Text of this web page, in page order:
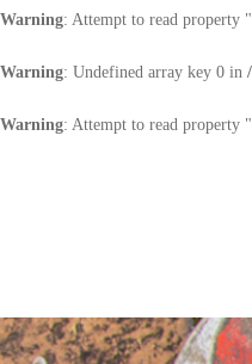
Warning: Attempt to read property
Warning: Undefined array key 0 in
Warning: Attempt to read property